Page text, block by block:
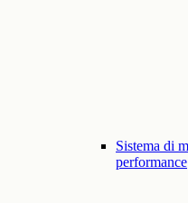
Sistema di
performance